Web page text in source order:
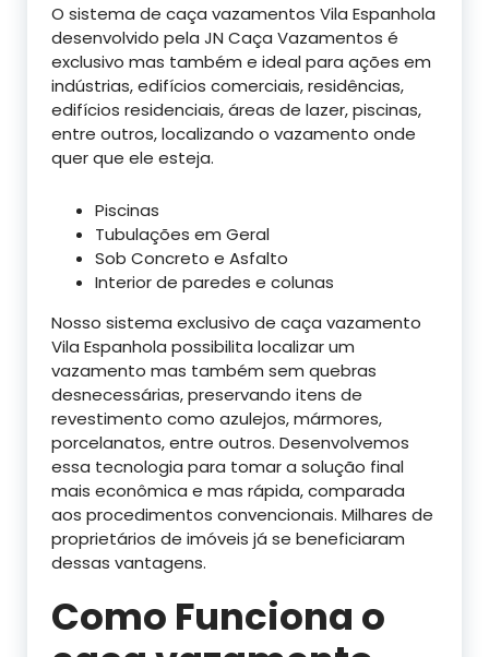
O sistema de caça vazamentos Vila Espanhola
desenvolvido pela JN Caça Vazamentos é
exclusivo mas também e ideal para ações em
indústrias, edifícios comerciais, residências,
edifícios residenciais, áreas de lazer, piscinas,
entre outros, localizando o vazamento onde
quer que ele esteja.
Piscinas
Tubulações em Geral
Sob Concreto e Asfalto
Interior de paredes e colunas
Nosso sistema exclusivo de caça vazamento
Vila Espanhola possibilita localizar um
vazamento mas também sem quebras
desnecessárias, preservando itens de
revestimento como azulejos, mármores,
porcelanatos, entre outros. Desenvolvemos
essa tecnologia para tomar a solução final
mais econômica e mas rápida, comparada
aos procedimentos convencionais. Milhares de
proprietários de imóveis já se beneficiaram
dessas vantagens.
Como Funciona o